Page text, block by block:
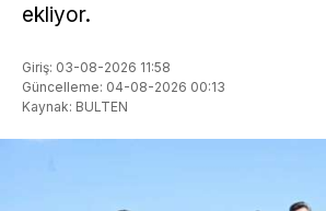
ekliyor.
Giriş: 03-08-2026 11:58
Güncelleme: 04-08-2026 00:13
Kaynak: BULTEN